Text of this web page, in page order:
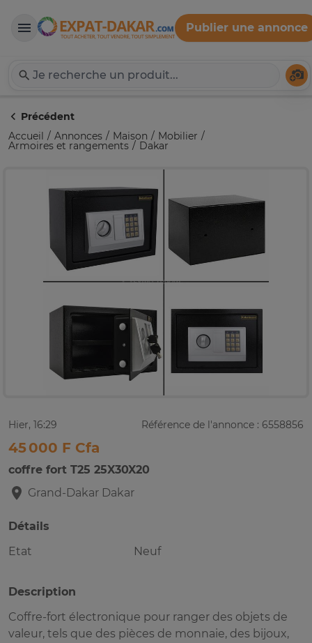
Expat-Dakar
Publier une annonce
Précédent
Accueil
Annonces Maison Mobilier
Armoires et rangements Dakar
Hier, 16:29 Référence de l'annonce : 6558856
45 000 F Cfa
coffre fort T25 25X30X20
Grand-Dakar Dakar
Détails
Etat
Neuf
Description
Coffre-fort électronique pour ranger des objets de
valeur, tels que des pièces de monnaie, des bijoux,